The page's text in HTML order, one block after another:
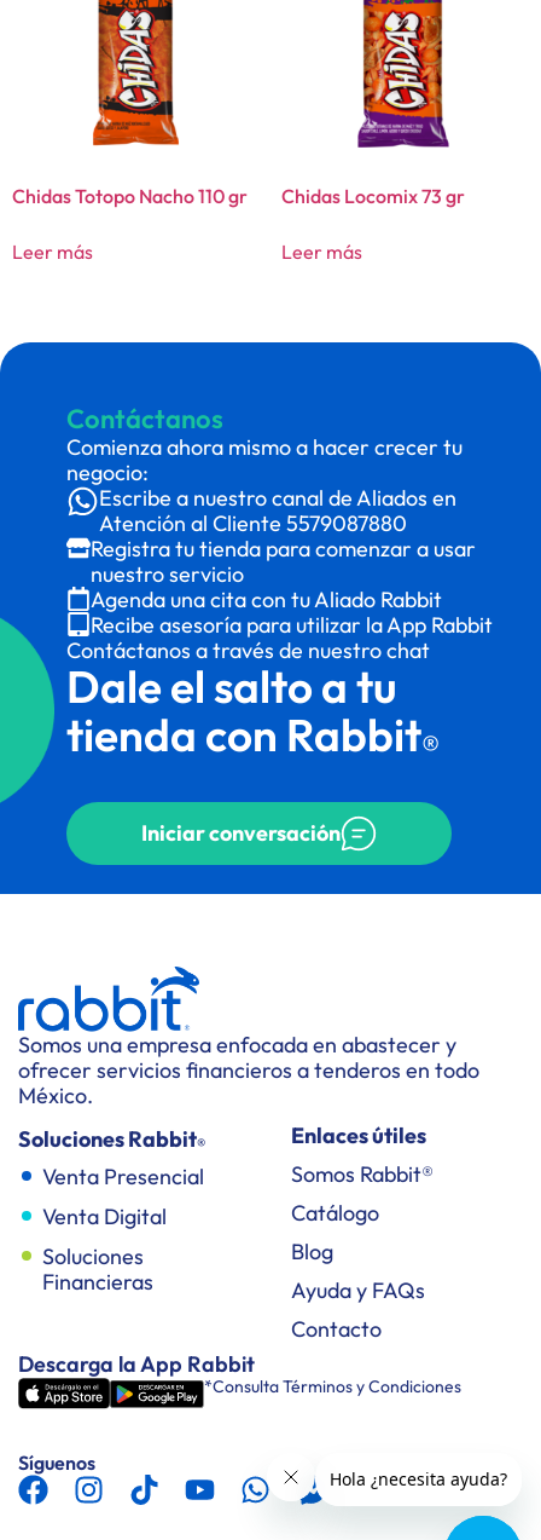
Chidas Totopo Nacho 110 gr
Leer más
Chidas Locomix 73 gr
Leer más
Contáctanos
Comienza ahora mismo a hacer crecer tu
negocio:
Escribe a nuestro canal de Aliados en
Atención al Cliente 5579087880
Registra tu tienda para comenzar a usar
nuestro servicio
Agenda una cita con tu Aliado Rabbit
Recibe asesoría para utilizar la App Rabbit
Contáctanos a través de nuestro chat
Dale el salto a tu
tienda con Rabbit®
Iniciar conversación
Somos una empresa enfocada en abastecer y
ofrecer servicios financieros a tenderos en todo
México.
Soluciones Rabbit®
Venta Presencial
Venta Digital
Soluciones
Financieras
Enlaces útiles
Somos Rabbit®
Catálogo
Blog
Ayuda y FAQs
Contacto
Descarga la App Rabbit
*Consulta Términos y Condiciones
Síguenos